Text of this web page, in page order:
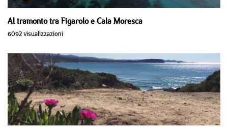
Al tramonto tra Figarolo e Cala Moresca
6092 visualizzazioni